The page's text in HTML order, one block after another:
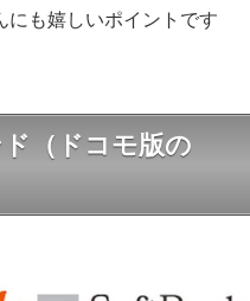
にも嬉しいポイントです
（ドコモ版の